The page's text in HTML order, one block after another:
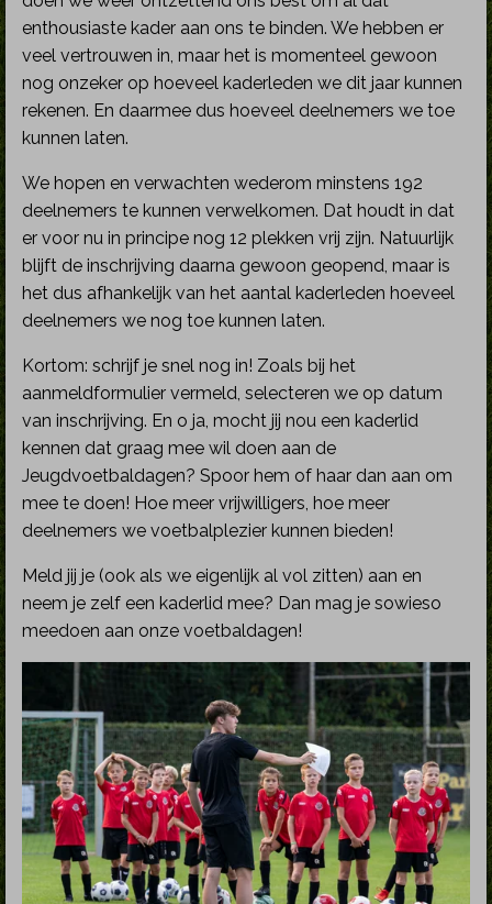
enthousiaste kader aan ons te binden. We hebben er
veel vertrouwen in, maar het is momenteel gewoon
nog onzeker op hoeveel kaderleden we dit jaar kunnen
rekenen. En daarmee dus hoeveel deelnemers we toe
kunnen laten.
We hopen en verwachten wederom minstens 192
deelnemers te kunnen verwelkomen. Dat houdt in dat
er voor nu in principe nog 12 plekken vrij zijn. Natuurlijk
blijft de inschrijving daarna gewoon geopend, maar is
het dus afhankelijk van het aantal kaderleden hoeveel
deelnemers we nog toe kunnen laten.
Kortom: schrijf je snel nog in! Zoals bij het
aanmeldformulier vermeld, selecteren we op datum
van inschrijving. En o ja, mocht jij nou een kaderlid
kennen dat graag mee wil doen aan de
Jeugdvoetbaldagen? Spoor hem of haar dan aan om
mee te doen! Hoe meer vrijwilligers, hoe meer
deelnemers we voetbalplezier kunnen bieden!
Meld jij je (ook als we eigenlijk al vol zitten) aan en
neem je zelf een kaderlid mee? Dan mag je sowieso
meedoen aan onze voetbaldagen!